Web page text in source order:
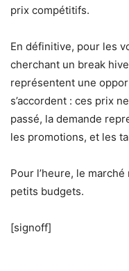
prix compétitifs.
En définitive, pour les
cherchant un break
représentent une
s’accordent : ces prix
passé, la demande
les promotions, et les
Pour l’heure, le
petits budgets.
[signoff]